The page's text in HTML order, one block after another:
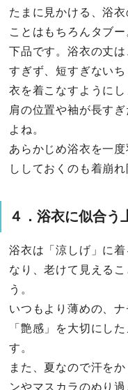
たまに見かける、浴
ことはもちろんタブー
下品です。浴衣の丈
すぎず、短すぎない
衣を着こなすようにし
肩の位置や袖が長す
よね。
あらかじめ浴衣を一
ししておくのも着崩
４．浴衣に似合う
浴衣は「涼しげ」に
なり、老けて見える
う。
いつもより薄めの、
「艶感」を大切にし
す。
また、夏なので汗を
ンやマスカラのぬり